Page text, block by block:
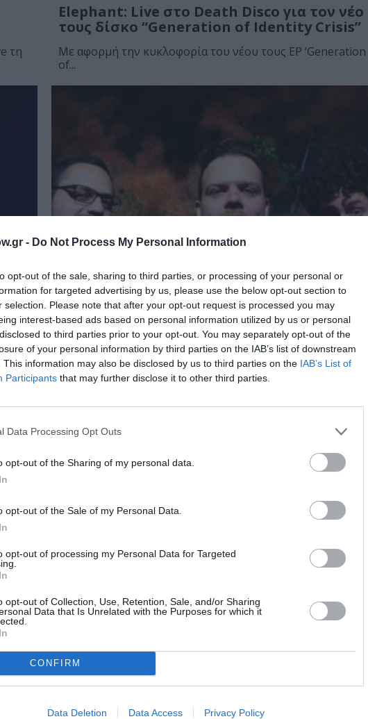
- Do Not Process My Personal Information
opt-out of the sale, sharing to third parties, or processing of your personal or
for targeted advertising by us, please use the below opt-out section to
selection. Please note that after your opt-out request is processed you may
interest-based ads based on personal information utilized by us or personal
to third parties prior to your opt-out. You may separately opt-out of the
of your personal information by third parties on the IAB’s list of downstream
This information may also be disclosed by us to third parties on the IAB’s List of
Participants that may further disclose it to other third parties.
Data Processing Opt Outs
opt-out of the Sharing of my personal data.
opt-out of the Sale of my Personal Data.
opt-out of processing my Personal Data for Targeted
opt-out of Collection, Use, Retention, Sale, and/or Sharing
Data that Is Unrelated with the Purposes for which it
CONFIRM
Data Deletion Data Access Privacy Policy
τη
Elephant: Live στο Death Disco για τον νέο
τους δίσκο “Generation of Identity Crisis”
Με αφορμή την κυκλοφορία του νέου τους ΕP ‘Generation
of...
08/03/2024
20 Years Anniversary: Οι Mary’s flower
Superhead στο Death Disco
06/10/2023
Οι Hotel Lux στο Death Disco
Οι Hotel Lux φέρνουν λονδρέζικο αέρα στο Death Disco σε...
Οι Youth Valley ζωντανά στο Death Disco
Death...